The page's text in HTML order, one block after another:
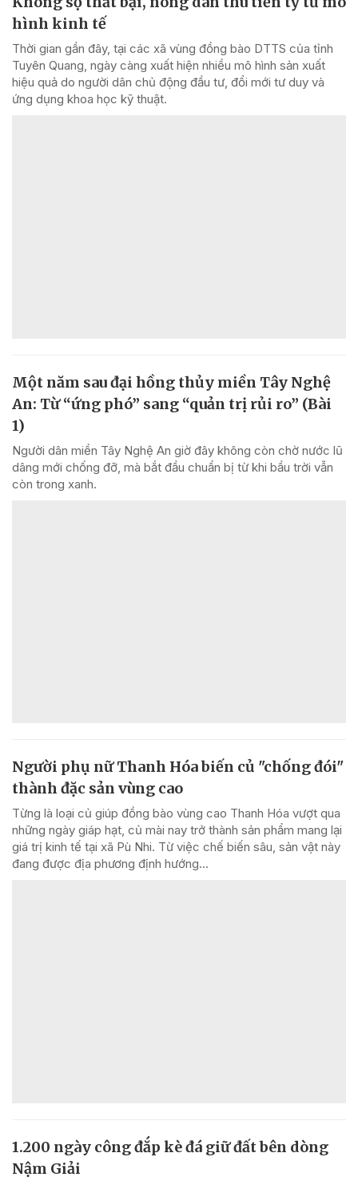
hình kinh tế
Thời gian gần đây, tại các xã vùng đồng bào DTTS của tỉnh
Tuyên Quang, ngày càng xuất hiện nhiều mô hình sản xuất
hiệu quả do người dân chủ động đầu tư, đổi mới tư duy và
ứng dụng khoa học kỹ thuật.
Một năm sau đại hồng thủy miền Tây Nghệ
An: Từ “ứng phó” sang “quản trị rủi ro” (Bài
1)
Người dân miền Tây Nghệ An giờ đây không còn chờ nước lũ
dâng mới chống đỡ, mà bắt đầu chuẩn bị từ khi bầu trời vẫn
còn trong xanh.
Người phụ nữ Thanh Hóa biến củ "chống đói"
thành đặc sản vùng cao
Từng là loại củ giúp đồng bào vùng cao Thanh Hóa vượt qua
những ngày giáp hạt, củ mài nay trở thành sản phẩm mang lại
giá trị kinh tế tại xã Pù Nhi. Từ việc chế biến sâu, sản vật này
đang được địa phương định hướng...
1.200 ngày công đắp kè đá giữ đất bên dòng
Nậm Giải